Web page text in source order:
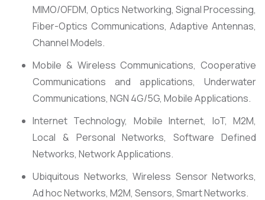
MIMO/OFDM, Optics Networking, Signal Processing,
Fiber-Optics Communications, Adaptive Antennas,
Channel Models.
Mobile & Wireless Communications, Cooperative
Communications and applications, Underwater
Communications, NGN 4G/5G, Mobile Applications.
Internet Technology, Mobile Internet, IoT, M2M,
Local & Personal Networks, Software Defined
Networks, Network Applications.
Ubiquitous Networks, Wireless Sensor Networks,
Ad hoc Networks, M2M, Sensors, Smart Networks.